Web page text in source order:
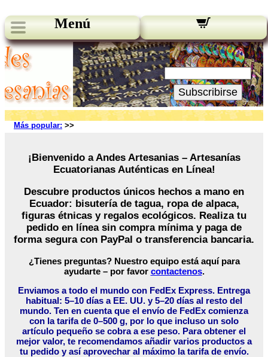
Menú
Novedades:
Su Email:
Subscribirse
Más popular: >>
¡Bienvenido a Andes Artesanias – Artesanías
Ecuatorianas Auténticas en Línea!
Descubre productos únicos hechos a mano en
Ecuador: bisutería de tagua, ropa de alpaca,
figuras étnicas y regalos ecológicos. Realiza tu
pedido en línea sin compra mínima y paga de
forma segura con PayPal o transferencia bancaria.
¿Tienes preguntas? Nuestro equipo está aquí para
ayudarte – por favor contactenos.
Enviamos a todo el mundo con FedEx Express. Entrega
habitual: 5–10 días a EE. UU. y 5–20 días al resto del
mundo. Ten en cuenta que el envío de FedEx comienza
con la tarifa de 0–500 g, por lo que incluso un solo
artículo pequeño se cobra a ese peso. Para obtener el
mejor valor, te recomendamos añadir varios productos a
tu pedido y así aprovechar al máximo la tarifa de envío.